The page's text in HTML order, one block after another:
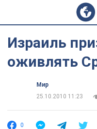
Израиль
оживлять
Мир
25.10.2010 11:23
0